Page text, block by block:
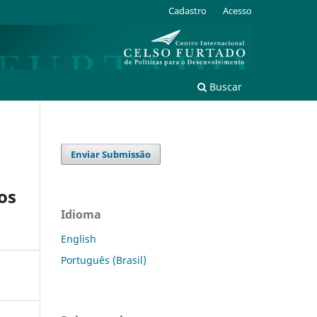
Buscar
Cadastro Acesso
Enviar Submissão
Idioma
English
Português (Brasil)